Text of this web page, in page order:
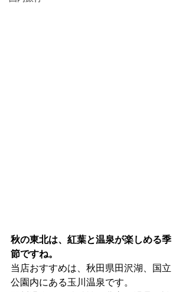
秋の東北は、紅葉と温泉が楽しめる季
節ですね。
当店おすすめは、秋田県田沢湖、国立
公園内にある玉川温泉です。